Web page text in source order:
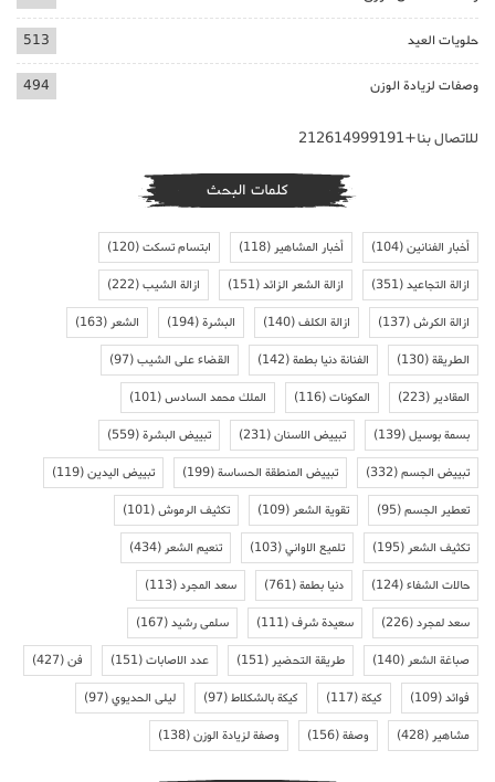
حلويات العيد 513
وصفات لزيادة الوزن 494
للاتصال بنا+212614999191
كلمات البحث
أخبار الفنانين(104) أخبار المشاهير(118) ابتسام تسكت(120)
ازالة التجاعيد(351) ازالة الشعر الزائد(151) ازالة الشيب(222)
ازالة الكرش(137) ازالة الكلف(140) البشرة(194) الشعر(163)
الطريقة(130) الفنانة دنيا بطمة(142) القضاء على الشيب(97)
المقادير(223) المكونات(116) الملك محمد السادس(101)
بسمة بوسيل(139) تبييض الاسنان(231) تبييض البشرة(559)
تبييض الجسم(332) تبييض المنطقة الحساسة(199) تبييض اليدين(119)
تعطير الجسم(95) تقوية الشعر(109) تكثيف الرموش(101)
تكثيف الشعر(195) تلميع الاواني(103) تنعيم الشعر(434)
حالات الشفاء(124) دنيا بطمة(761) سعد المجرد(113)
سعد لمجرد(226) سعيدة شرف(111) سلمى رشيد(167)
صباغة الشعر(140) طريقة التحضير(151) عدد الاصابات(151) فن(427)
فوائد(109) كيكة(117) كيكة بالشكلاط(97) ليلى الحديوي(97)
مشاهير(428) وصفة(156) وصفة لزيادة الوزن(138)